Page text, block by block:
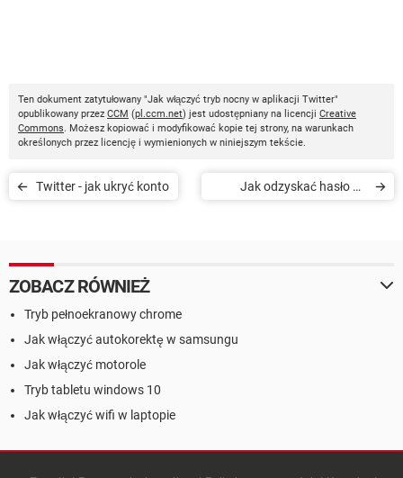
Ten dokument zatytułowany "Jak włączyć tryb nocny w aplikacji Twitter"
opublikowany przez CCM (pl.ccm.net) jest udostępniany na licencji Creative
Commons. Możesz kopiować i modyfikować kopie tej strony, na warunkach
określonych przez licencję i wymienionych w niniejszym tekście.
Twitter - jak ukryć konto
Jak odzyskać hasło do
ZOBACZ RÓWNIEŻ
Tryb pełnoekranowy chrome
Jak włączyć autokorektę w samsungu
Jak włączyć motorole
Tryb tabletu windows 10
Jak włączyć wifi w laptopie